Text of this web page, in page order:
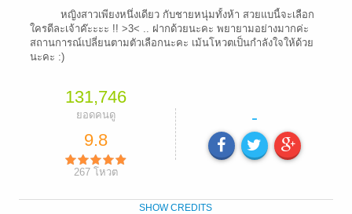
หญิงสาวเพียงหนึ่งเดียว กับชายหนุ่มทั้งห้า สวยแบนี้จะเลือก
ใครดีละเจ้าค๊ะะะะ !! >3< .. ฝากด้วยนะคะ พยายามอย่างมากค่ะ
สถานการณ์เปลี่ยนตามตัวเลือกนะคะ เม้นโหวตเป็นกำลังใจให้ด้วย
นะคะ :)
131,746
ยอดคนดู
9.8
267โหวต
-
SHOW CREDITS